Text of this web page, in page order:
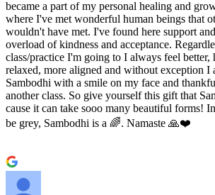
became a part of my personal healing and
where I've met wonderful human beings that
wouldn't have met. I've found here support
overload of kindness and acceptance.
class/practice I'm going to I always feel better,
relaxed, more aligned and without exception I
Sambodhi with a smile on my face and
another class. So give yourself this gift that
cause it can take sooo many beautiful forms!
be grey, Sambodhi is a 🌈. Namaste 🙏❤️